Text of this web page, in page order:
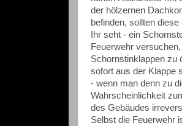
der hölzernen
befinden, sollten
Ihr seht - ein
Feuerwehr
Schornstinklappen zu
sofort aus der Klappe
- wenn man denn zu
Wahrscheinlichkeit
des Gebäudes
Selbst die Feuerwehr